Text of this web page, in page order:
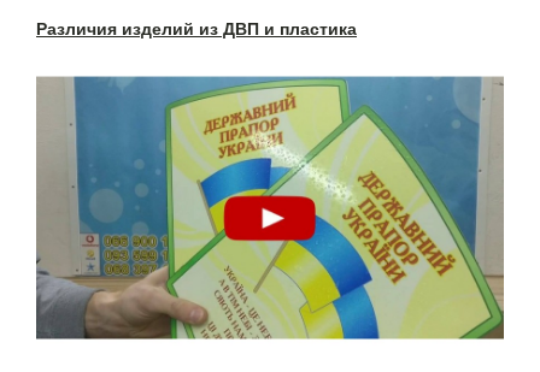
Различия изделий из ДВП и пластика